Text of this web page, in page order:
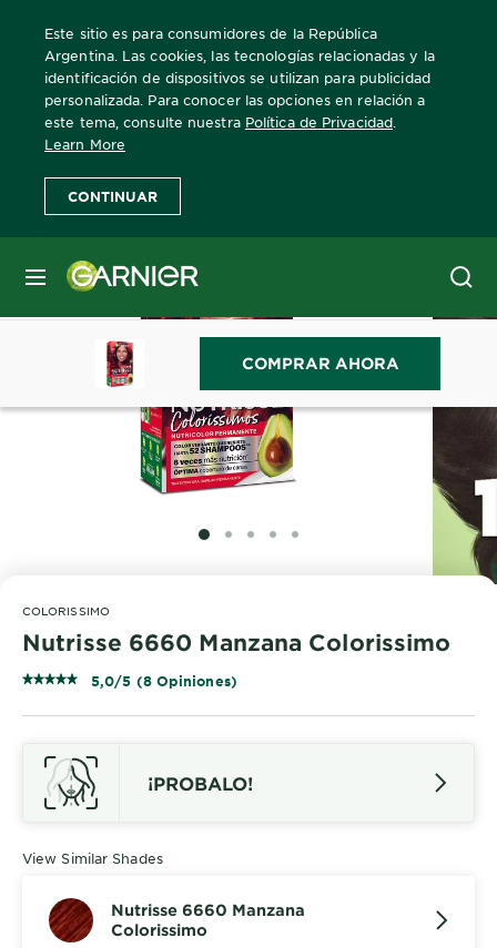
Este sitio es para consumidores de la República
Argentina. Las cookies, las tecnologías relacionadas y la
identificación de dispositivos se utilizan para publicidad
personalizada. Para conocer las opciones en relación a
este tema, consulte nuestra Política de Privacidad
Learn More
CONTINUAR
MENÚ
Home Nutrisse Coloríssimos Más Información
SLIDE 1
SLIDE 2
SLIDE 3
SLIDE 4
SLIDE 5
COLORISSIMO
Nutrisse 6660 Manzana Colorissimo
5,0/5 (8 Opiniones)
¡PROBALO!
View Similar Shades
Nutrisse 6660 Manzana
Colorissimo
COMPRAR AHORA